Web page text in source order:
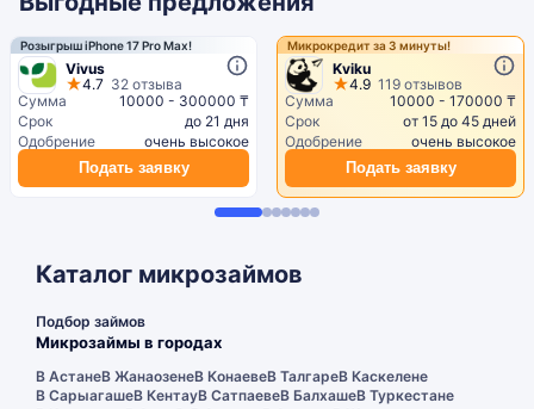
Розыгрыш iPhone 17 Pro Max!
Vivus
4.7 32 отзыва
Сумма
10000 - 300000 ₸
Срок
до 21 дня
Одобрение
очень высокое
Подать заявку
Микрокредит за 3 минуты!
Kviku
4.9 119 отзывов
Сумма
10000 - 170000 ₸
Срок
от 15 до 45 дней
Одобрение
очень высокое
Подать заявку
Каталог микрозаймов
Подбор займов
Микрозаймы в городах
В АстанеВ ЖанаозенеВ КонаевеВ ТалгареВ Каскелене
В СарыагашеВ КентауВ СатпаевеВ БалхашеВ Туркестане